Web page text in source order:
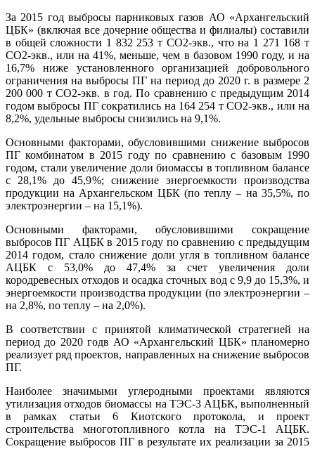
За 2015 год выбросы парниковых газов АО «Архангельский
ЦБК» (включая все дочерние общества и филиалы) составили
в общей сложности 1 832 253 т СО2-экв., что на 1 271 168 т
СО2-экв., или на 41%, меньше, чем в базовом 1990 году, и на
16,7% ниже установленного организацией добровольного
ограничения на выбросы ПГ на период до 2020 г. в размере 2
200 000 т СО2-экв. в год. По сравнению с предыдущим 2014
годом выбросы ПГ сократились на 164 254 т СО2-экв., или на
8,2%, удельные выбросы снизились на 9,1%.
Основными факторами, обусловившими снижение выбросов
ПГ комбинатом в 2015 году по сравнению с базовым 1990
годом, стали увеличение доли биомассы в топливном балансе
с 28,1% до 45,9%; снижение энергоемкости производства
продукции на Архангельском ЦБК (по теплу – на 35,5%, по
электроэнергии – на 15,1%).
Основными факторами, обусловившими сокращение
выбросов ПГ АЦБК в 2015 году по сравнению с предыдущим
2014 годом, стало снижение доли угля в топливном балансе
АЦБК с 53,0% до 47,4% за счет увеличения доли
кородревесных отходов и осадка сточных вод с 9,9 до 15,3%, и
энергоемкости производства продукции (по электроэнергии –
на 2,8%, по теплу – на 2,0%).
В соответствии с принятой климатической стратегией на
период до 2020 годв АО «Архангельский ЦБК» планомерно
реализует ряд проектов, направленных на снижение выбросов
ПГ.
Наиболее значимыми углеродными проектами являются
утилизация отходов биомассы на ТЭС-3 АЦБК, выполненный
в рамках статьи 6 Киотского протокола, и проект
строительства многотопливного котла на ТЭС-1 АЦБК.
Сокращение выбросов ПГ в результате их реализации за 2015